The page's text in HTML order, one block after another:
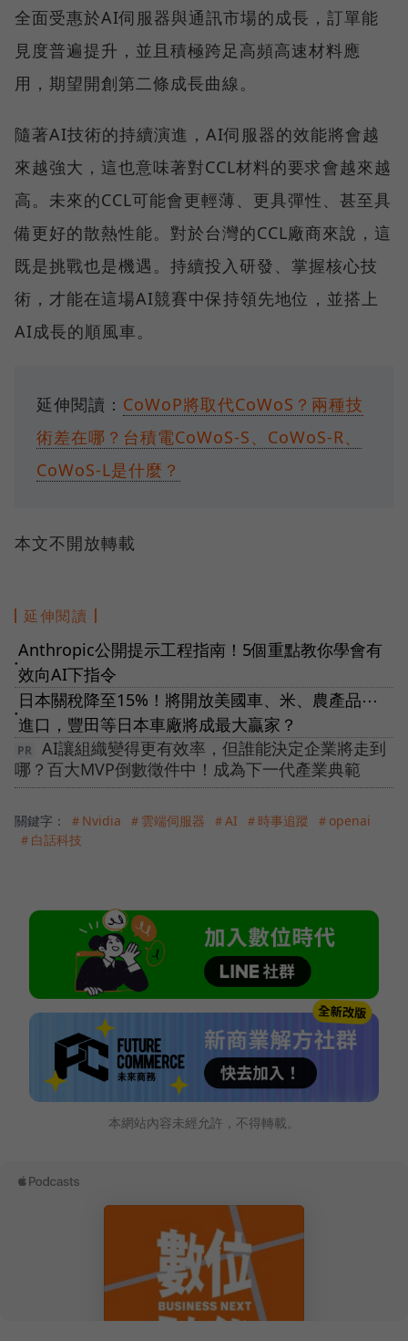
全面受惠於AI伺服器與通訊市場的成長，訂單能
見度普遍提升，並且積極跨足高頻高速材料應
用，期望開創第二條成長曲線。
隨著AI技術的持續演進，AI伺服器的效能將會越
來越強大，這也意味著對CCL材料的要求會越來越
高。未來的CCL可能會更輕薄、更具彈性、甚至具
備更好的散熱性能。對於台灣的CCL廠商來說，這
既是挑戰也是機遇。持續投入研發、掌握核心技
術，才能在這場AI競賽中保持領先地位，並搭上
AI成長的順風車。
延伸閱讀： CoWoP將取代CoWoS？兩種技
術差在哪？台積電CoWoS-S、CoWoS-R、
CoWoS-L是什麼？
本文不開放轉載
延伸閱讀
●
Anthropic公開提示工程指南！5個重點教你學會有
效向AI下指令
●
日本關稅降至15%！將開放美國車、米、農產品⋯
進口，豐田等日本車廠將成最大贏家？
AI讓組織變得更有效率，但誰能決定企業將走到
哪？百大MVP倒數徵件中！成為下一代產業典範
關鍵字： ＃Nvidia ＃雲端伺服器 ＃AI ＃時事追蹤
＃openai
＃白話科技
本網站內容未經允許，不得轉載。